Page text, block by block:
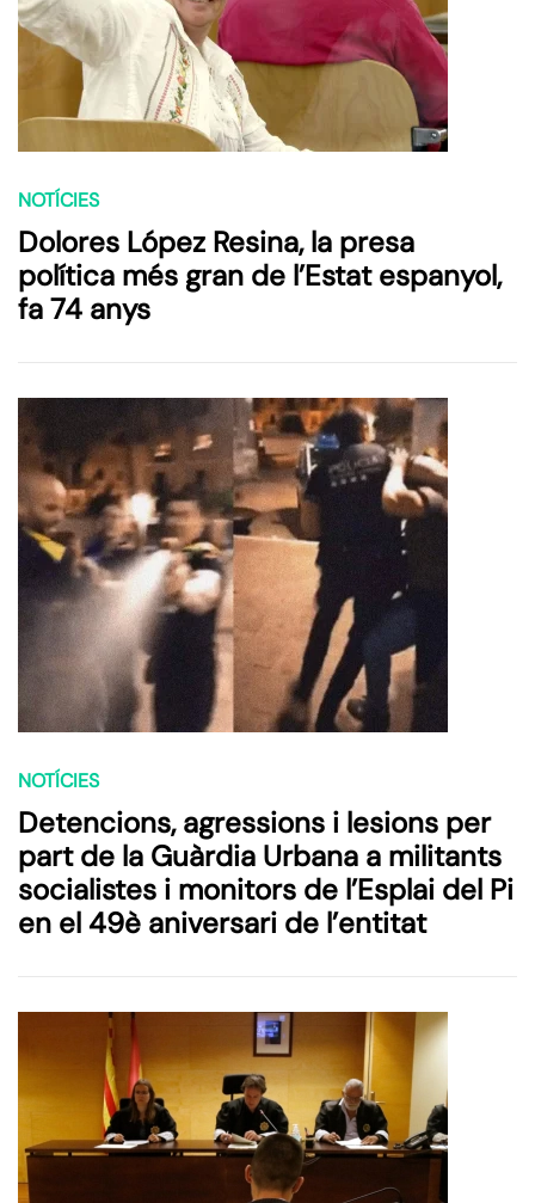
NOTÍCIES
Dolores López Resina, la presa
política més gran de l’Estat espanyol,
fa 74 anys
NOTÍCIES
Detencions, agressions i lesions per
part de la Guàrdia Urbana a militants
socialistes i monitors de l’Esplai del Pi
en el 49è aniversari de l’entitat